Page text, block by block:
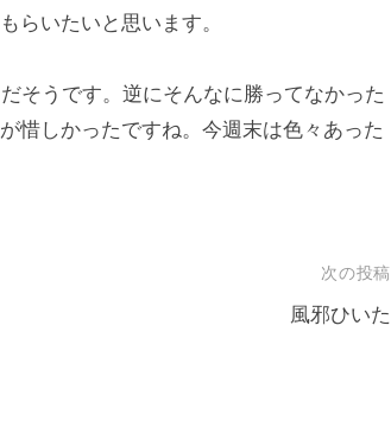
らいたいと思います。
そうです。逆にそんなに勝ってなかった
惜しかったですね。今週末は色々あった
次の投稿
風邪ひいた